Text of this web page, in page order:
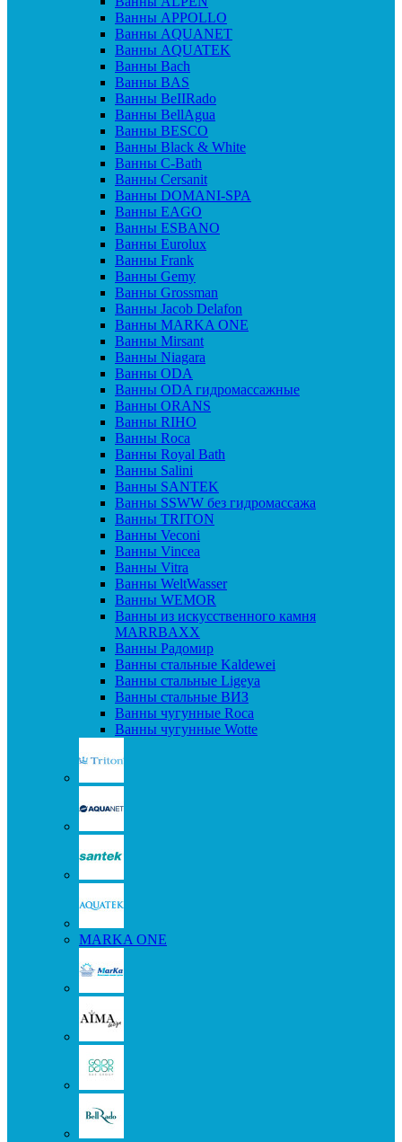
Ванны APPOLLO
Ванны AQUANET
Ванны AQUATEK
Ванны Bach
Ванны BAS
Ванны BeIIRado
Ванны BellAgua
Ванны BESCO
Ванны Black & White
Ванны C-Bath
Ванны Cersanit
Ванны DOMANI-SPA
Ванны EAGO
Ванны ESBANO
Ванны Eurolux
Ванны Frank
Ванны Gemy
Ванны Grossman
Ванны Jacob Delafon
Ванны MARKA ONE
Ванны Mirsant
Ванны Niagara
Ванны ODA
Ванны ODA гидромассажные
Ванны ORANS
Ванны RIHO
Ванны Roca
Ванны Royal Bath
Ванны Salini
Ванны SANTEK
Ванны SSWW без гидромассажа
Ванны TRITON
Ванны Veconi
Ванны Vincea
Ванны Vitra
Ванны WeltWasser
Ванны WEMOR
Ванны из искусственного камня
MARRBAXX
Ванны Радомир
Ванны стальные Kaldewei
Ванны стальные Ligeya
Ванны стальные ВИЗ
Ванны чугунные Roca
Ванны чугунные Wotte
MARKA ONE